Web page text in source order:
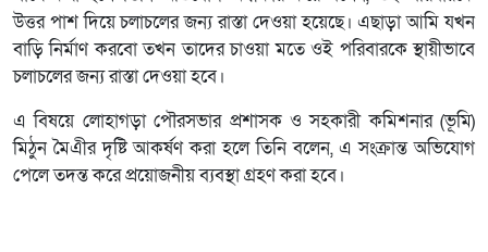
উত্তর পাশ দিয়ে চলাচলের জন্য রাস্তা দেওয়া হয়েছে। এছাড়া আমি যখন
বাড়ি নির্মাণ করবো তখন তাদের চাওয়া মতে ওই পরিবারকে স্থায়ীভাবে
চলাচলের জন্য রাস্তা দেওয়া হবে।
এ বিষয়ে লোহাগড়া পৌরসভার প্রশাসক ও সহকারী কমিশনার (ভূমি)
মিঠুন মৈএীর দৃষ্টি আকর্ষণ করা হলে তিনি বলেন, এ সংক্রান্ত অভিযোগ
পেলে তদন্ত করে প্রয়োজনীয় ব্যবস্থা গ্রহণ করা হবে।